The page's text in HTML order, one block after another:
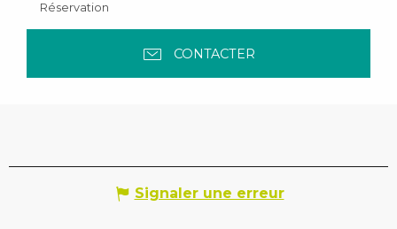
Réservation
CONTACTER
Signaler une erreur